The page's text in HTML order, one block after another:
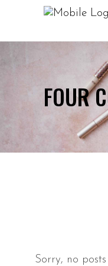
FOUR
Sorry, no